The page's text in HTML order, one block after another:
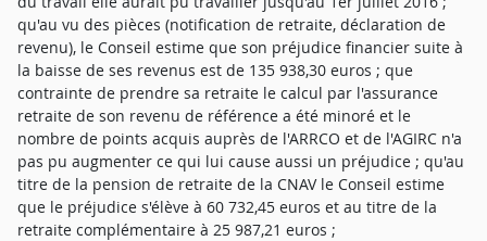
qu'au vu des pièces (notification de retraite, déclaration de
revenu), le Conseil estime que son préjudice financier suite à
la baisse de ses revenus est de 135 938,30 euros ; que
contrainte de prendre sa retraite le calcul par l'assurance
retraite de son revenu de référence a été minoré et le
nombre de points acquis auprès de l'ARRCO et de l'AGIRC n'a
pas pu augmenter ce qui lui cause aussi un préjudice ; qu'au
titre de la pension de retraite de la CNAV le Conseil estime
que le préjudice s'élève à 60 732,45 euros et au titre de la
retraite complémentaire à 25 987,21 euros ;